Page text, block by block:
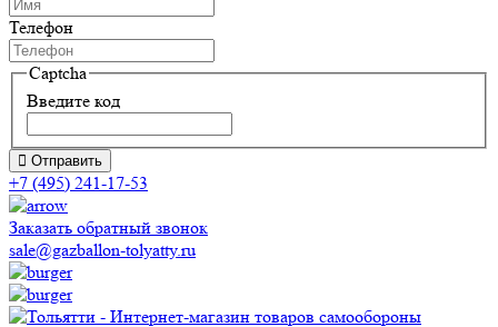
Телефон
Captcha
Введите код
Отправить
+7 (495) 241-17-53
Заказать обратный звонок
sale@gazballon-tolyatty.ru